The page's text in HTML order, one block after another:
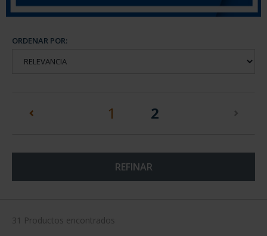
ORDENAR POR:
1 2(current)
REFINAR
31 Productos encontrados